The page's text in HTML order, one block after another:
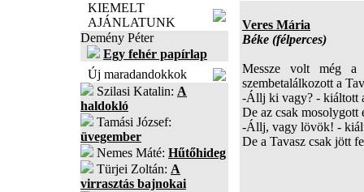
KIEMELT
AJÁNLATUNK
Demény Péter
Egy fehér papírlap
Új maradandokkok
Szilasi Katalin: A
haldokló
Tamási József:
üvegember
Nemes Máté: Hűtőhideg
Türjei Zoltán: A
virrasztás bajnokai
Veres Mária
Béke (félperces)
Messze volt még a
szembetalálkozott a
-Állj ki vagy? - kiáltott
De az csak mosolygott
-Állj, vagy lövök! -
De a Tavasz csak jött